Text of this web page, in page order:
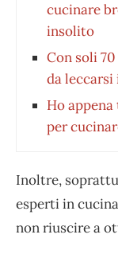
cucinare
insolito
Con soli
da
Ho
per
Inoltre,
esperti in
non riuscire a